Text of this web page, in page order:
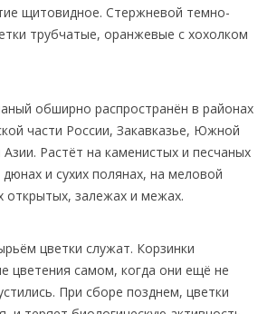
щитовидное. Стержневой темно-
трубчатые, оранжевые с хохолком
обширно распространён в районах
части России, Закавказье, Южной
Растёт на каменистых и песчаных
и сухих полянах, на меловой
открытых, залежах и межах.
цветки служат. Корзинки
цветения самом, когда они ещё не
При сборе позднем, цветки